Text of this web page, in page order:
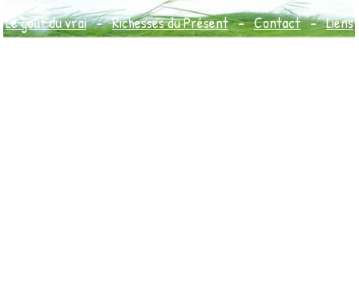
Le goût du vrai-Richesses du Présent-Contact-Liens